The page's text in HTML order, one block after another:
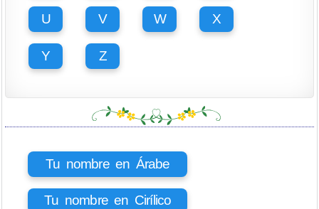
U V W X
Y Z
Tu nombre en Árabe
Tu nombre en Cirílico